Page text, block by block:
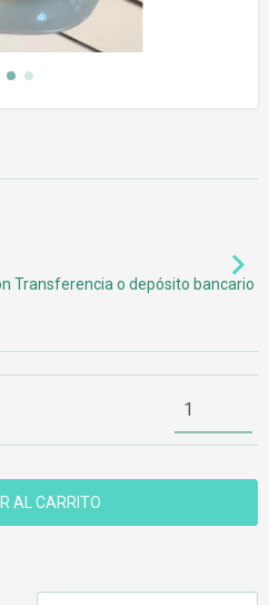
Transferencia o depósito bancario